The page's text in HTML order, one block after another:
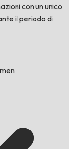
con un unico
il periodo di